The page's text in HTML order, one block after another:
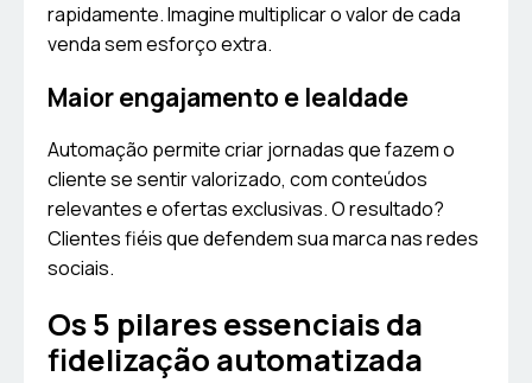
rapidamente. Imagine multiplicar o valor de cada
venda sem esforço extra.
Maior engajamento e lealdade
Automação permite criar jornadas que fazem o
cliente se sentir valorizado, com conteúdos
relevantes e ofertas exclusivas. O resultado?
Clientes fiéis que defendem sua marca nas redes
sociais.
Os 5 pilares essenciais da
fidelização automatizada